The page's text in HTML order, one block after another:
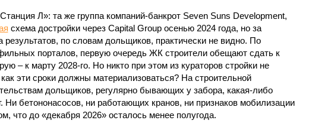
Л»: та же группа компаний-банкрот Seven Suns Development,
схема достройки через Capital Group осенью 2024 года, но за
по словам дольщиков, практически не видно. По
порталов, первую очередь ЖК строители обещают сдать к
– к марту 2028-го. Но никто при этом из кураторов стройки не
эти сроки должны материализоваться? На строительной
дольщиков, регулярно бывающих у забора, какая-либо
Ни бетононасосов, ни работающих кранов, ни признаков мобилизации
что до «декабря 2026» осталось менее полугода.